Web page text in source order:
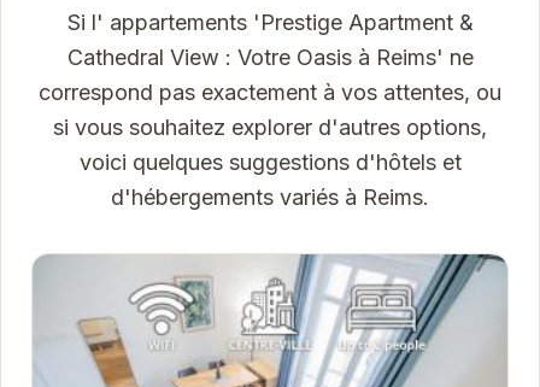
Si l' appartements 'Prestige Apartment &
Cathedral View : Votre Oasis à Reims' ne
correspond pas exactement à vos attentes, ou
si vous souhaitez explorer d'autres options,
voici quelques suggestions d'hôtels et
d'hébergements variés à Reims.